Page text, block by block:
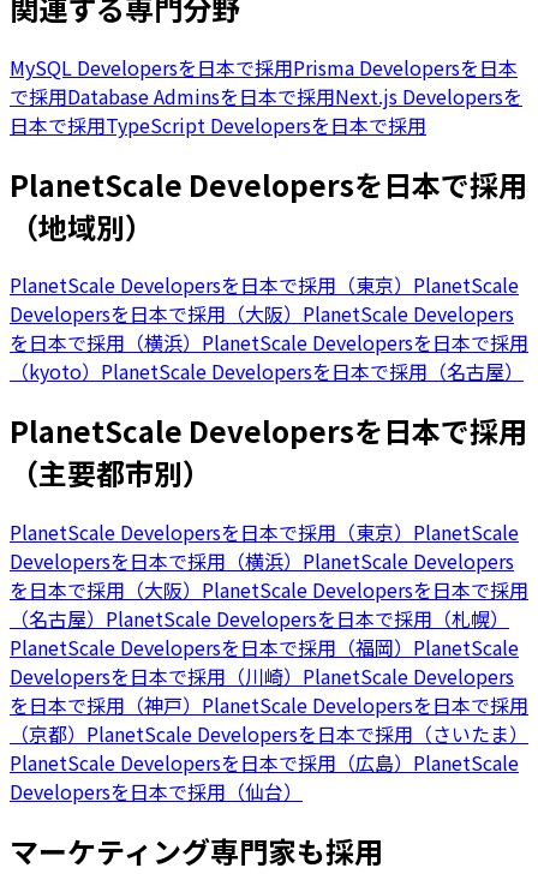
MySQL Developersを日本で採用Prisma Developersを日本
で採用Database Adminsを日本で採用Next.js Developersを
日本で採用TypeScript Developersを日本で採用
PlanetScale Developersを日本で採用
（地域別）
PlanetScale Developersを日本で採用（東京） PlanetScale
Developersを日本で採用（大阪） PlanetScale Developers
を日本で採用（横浜） PlanetScale Developersを日本で採用
（kyoto） PlanetScale Developersを日本で採用（名古屋）
PlanetScale Developersを日本で採用
（主要都市別）
PlanetScale Developersを日本で採用（東京） PlanetScale
Developersを日本で採用（横浜） PlanetScale Developers
を日本で採用（大阪） PlanetScale Developersを日本で採用
（名古屋） PlanetScale Developersを日本で採用（札幌）
PlanetScale Developersを日本で採用（福岡） PlanetScale
Developersを日本で採用（川崎） PlanetScale Developers
を日本で採用（神戸） PlanetScale Developersを日本で採用
（京都） PlanetScale Developersを日本で採用（さいたま）
PlanetScale Developersを日本で採用（広島） PlanetScale
Developersを日本で採用（仙台）
マーケティング専門家も採用